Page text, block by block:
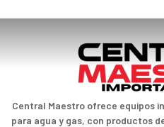
Central Maestro ofrece equipos
para agua y gas, con productos